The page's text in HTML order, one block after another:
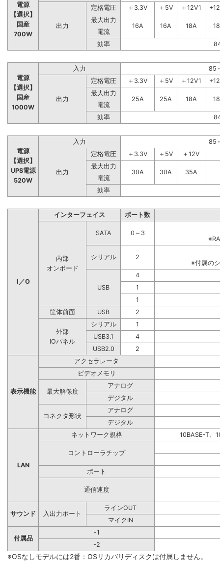
電源
【選択】
国産
700W
出力
定格電圧 ＋3.3V ＋5V ＋12V1
最大出力
16A
16A 18A
電流
効率
電源
【選択】
国産
1000W
入力 85
出力
定格電圧 ＋3.3V ＋5V ＋12V1
最大出力
25A
25A 18A
電流
効率
電源
【選択】
UPS電源
520W
入力 85
出力
定格電圧 ＋3.3V ＋5V
＋12V
最大出力
30A
30A
35A
電流
効率
I／O
インターフェイス ポート数
内部
オンボード
SATA
0～3
シリアル
2
※付属の
USB
4
1
1
筐体前面
USB 2
外部
IOパネル
シリアル
1
USB3.1
4
USB2.0
2
表示機能
アクセラレータ
ビデオメモリ
最大解像度
アナログ
デジタル
コネクタ形状
アナログ
デジタル
LAN
ネットワーク規格 10BASE-T、
コントローラチップ
ポート
通信速度
サウンド 入出力ポート
ラインOUT
マイクIN
付属品
-1
-2
※OSなしモデルには2番：OSリカバリディスクは付属しません。